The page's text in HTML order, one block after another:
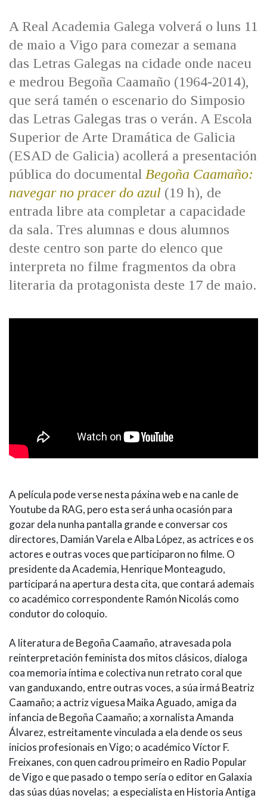
MARCIAL DEL ADALID
BAZÁN
HISTORIA
PRIMAVERA DAS LETRAS
PORTAL DAS PALABRAS
A Real Academia Galega volverá o luns 11
de maio a Vigo para comezar a semana
das Letras Galegas na cidade onde naceu
e medrou Begoña Caamaño (1964-2014),
que será tamén o escenario do Simposio
das Letras Galegas tras o verán. A Escola
Superior de Arte Dramática de Galicia
(ESAD de Galicia) acollerá a presentación
pública do documental Begoña Caamaño:
navegar no pracer do azul (19 h), de
entrada libre ata completar a capacidade
da sala. Tres alumnas e dous alumnos
deste centro son parte do elenco que
interpreta no filme fragmentos da obra
literaria da protagonista deste 17 de maio.
A película pode verse nesta páxina web e na canle de
Youtube da RAG, pero esta será unha ocasión para
gozar dela nunha pantalla grande e conversar cos
directores, Damián Varela e Alba López, as actrices e os
actores e outras voces que participaron no filme. O
presidente da Academia, Henrique Monteagudo,
participará na apertura desta cita, que contará ademais
co académico correspondente Ramón Nicolás como
condutor do coloquio.
A literatura de Begoña Caamaño, atravesada pola
reinterpretación feminista dos mitos clásicos, dialoga
coa memoria íntima e colectiva nun retrato coral que
van ganduxando, entre outras voces, a súa irmá Beatriz
Caamaño; a actriz viguesa Maika Aguado, amiga da
infancia de Begoña Caamaño; a xornalista Amanda
Álvarez, estreitamente vinculada a ela dende os seus
inicios profesionais en Vigo; o académico Víctor F.
Freixanes, con quen cadrou primeiro en Radio Popular
de Vigo e que pasado o tempo sería o editor en Galaxia
das súas dúas novelas; a especialista en Historia Antiga